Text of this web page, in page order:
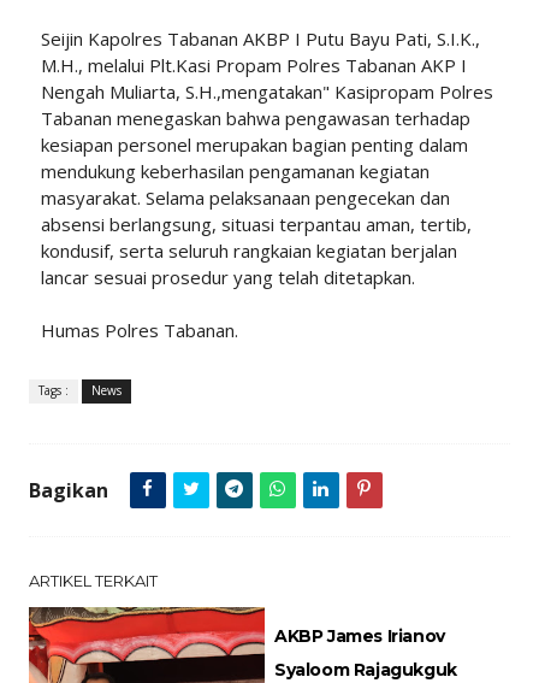
Seijin Kapolres Tabanan AKBP I Putu Bayu Pati, S.I.K.,
M.H., melalui Plt.Kasi Propam Polres Tabanan AKP I
Nengah Muliarta, S.H.,mengatakan" Kasipropam Polres
Tabanan menegaskan bahwa pengawasan terhadap
kesiapan personel merupakan bagian penting dalam
mendukung keberhasilan pengamanan kegiatan
masyarakat. Selama pelaksanaan pengecekan dan
absensi berlangsung, situasi terpantau aman, tertib,
kondusif, serta seluruh rangkaian kegiatan berjalan
lancar sesuai prosedur yang telah ditetapkan.
Humas Polres Tabanan.
Tags : News
Bagikan
ARTIKEL TERKAIT
AKBP James Irianov
Syaloom Rajagukguk